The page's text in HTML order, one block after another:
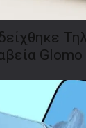
Glomo